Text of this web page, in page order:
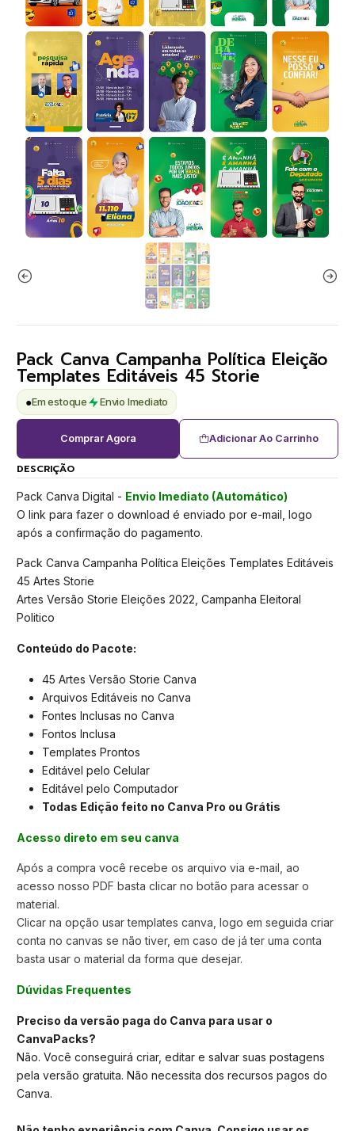
Pack Canva Campanha Política Eleição
Templates Editáveis 45 Storie
●Em estoque Envio Imediato
Adicionar Ao Carrinho
Comprar Agora
DESCRIÇÃO
Pack Canva Digital - Envio Imediato (Automático)
O link para fazer o download é enviado por e-mail, logo
após a confirmação do pagamento.
Pack Canva Campanha Política Eleições Templates Editáveis
45 Artes Storie
Artes Versão Storie Eleições 2022, Campanha Eleitoral
Politico
Conteúdo do Pacote:
45 Artes Versão Storie Canva
Arquivos Editáveis no Canva
Fontes Inclusas no Canva
Fontos Inclusa
Templates Prontos
Editável pelo Celular
Editável pelo Computador
Todas Edição feito no Canva Pro ou Grátis
Acesso direto em seu canva
Após a compra você recebe os arquivo via e-mail, ao
acesso nosso PDF basta clicar no botão para acessar o
material.
Clicar na opção usar templates canva, logo em seguida criar
conta no canvas se não tiver, em caso de já ter uma conta
basta usar o material da forma que desejar.
Dúvidas Frequentes
Preciso da versão paga do Canva para usar o
CanvaPacks?
Não. Você conseguirá criar, editar e salvar suas postagens
pela versão gratuita. Não necessita dos recursos pagos do
Canva.